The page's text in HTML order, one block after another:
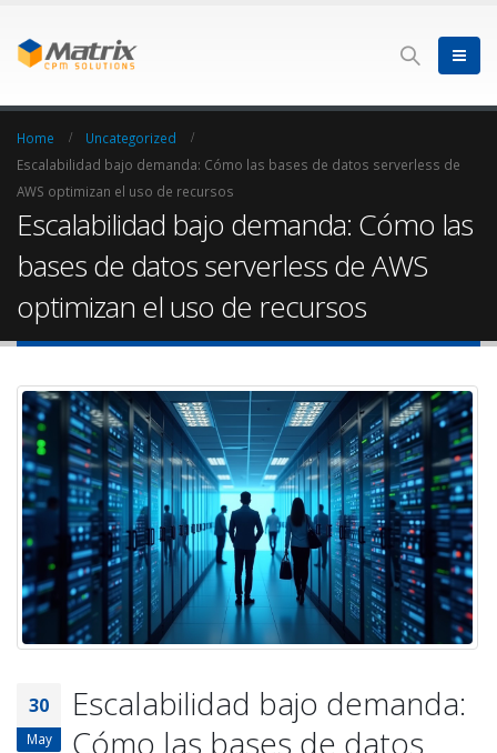
Home
Uncategorized
Escalabilidad bajo demanda: Cómo las bases de datos serverless de
AWS optimizan el uso de recursos
Escalabilidad bajo demanda: Cómo las
bases de datos serverless de AWS
optimizan el uso de recursos
30
May
Escalabilidad bajo demanda:
Cómo las bases de datos